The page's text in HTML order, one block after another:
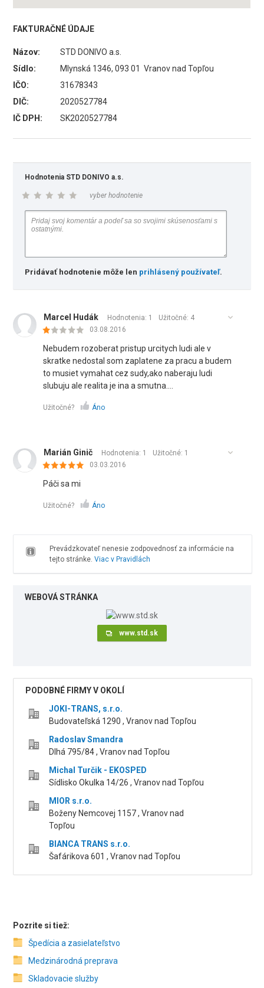
FAKTURAČNÉ ÚDAJE
Názov:
STD DONIVO a.s.
Sídlo:
Mlynská 1346, 093 01 Vranov nad Topľou
IČO:
31678343
DIČ:
2020527784
IČ DPH:
SK2020527784
Hodnotenia STD DONIVO a.s.
vyber hodnotenie
Pridávať hodnotenie môže len prihlásený používateľ.
Marcel Hudák Hodnotenia: 1 Užitočné: 4
03.08.2016
Nebudem rozoberat pristup urcitych ludi ale v
skratke nedostal som zaplatene za pracu a budem
to musiet vymahat cez sudy,ako naberaju ludi
slubuju ale realita je ina a smutna....
Užitočné? Áno
Marián Ginič Hodnotenia: 1 Užitočné: 1
03.03.2016
Páči sa mi
Užitočné? Áno
Prevádzkovateľ nenesie zodpovednosť za informácie na
tejto stránke. Viac v Pravidlách
WEBOVÁ STRÁNKA
www.std.sk
PODOBNÉ FIRMY V OKOLÍ
JOKI-TRANS, s.r.o.
Budovateľská 1290 , Vranov nad Topľou
Radoslav Smandra
Dlhá 795/84 , Vranov nad Topľou
Michal Turčik - EKOSPED
Sídlisko Okulka 14/26 , Vranov nad Topľou
MIOR s.r.o.
Boženy Nemcovej 1157 , Vranov nad
Topľou
BIANCA TRANS s.r.o.
Šafárikova 601 , Vranov nad Topľou
Pozrite si tiež:
Špedícia a zasielateľstvo
Medzinárodná preprava
Skladovacie služby